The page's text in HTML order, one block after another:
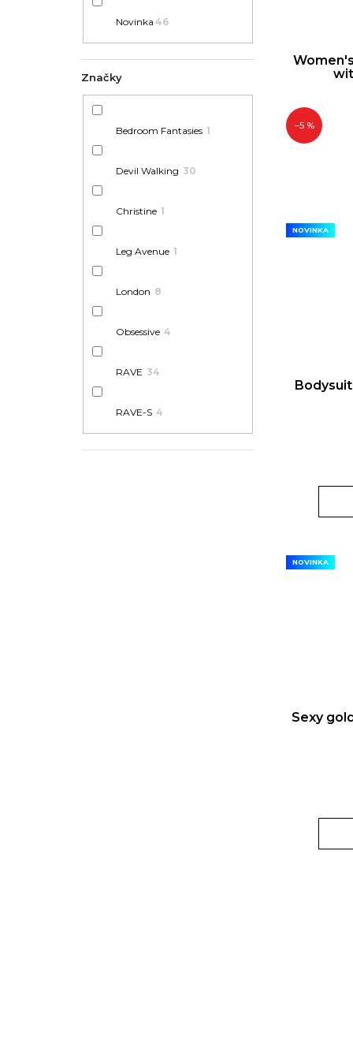
Novinka 46
Značky
Bedroom Fantasies 1
Devil Walking 30
Christine 1
Leg Avenue 1
London 8
Obsessive 4
RAVE 34
RAVE-S 4
–5 %
NOVINKA
NOVINKA
Sexy